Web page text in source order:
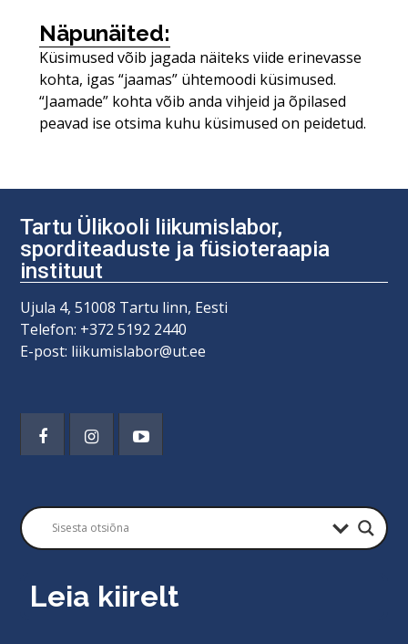
Näpunäited:
Küsimused võib jagada näiteks viide erinevasse
kohta, igas “jaamas” ühtemoodi küsimused.
“Jaamade” kohta võib anda vihjeid ja õpilased
peavad ise otsima kuhu küsimused on peidetud.
Tartu Ülikooli liikumislabor,
sporditeaduste ja füsioteraapia
instituut
Ujula 4, 51008 Tartu linn, Eesti
Telefon: +372 5192 2440
E-post: liikumislabor@ut.ee
Leia kiirelt